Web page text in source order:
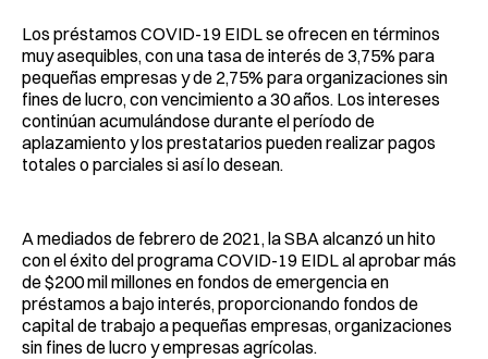
Los préstamos COVID-19 EIDL se ofrecen en términos
muy asequibles, con una tasa de interés de 3,75% para
pequeñas empresas y de 2,75% para organizaciones sin
fines de lucro, con vencimiento a 30 años. Los intereses
continúan acumulándose durante el período de
aplazamiento y los prestatarios pueden realizar pagos
totales o parciales si así lo desean.
A mediados de febrero de 2021, la SBA alcanzó un hito
con el éxito del programa COVID-19 EIDL al aprobar más
de $200 mil millones en fondos de emergencia en
préstamos a bajo interés, proporcionando fondos de
capital de trabajo a pequeñas empresas, organizaciones
sin fines de lucro y empresas agrícolas.